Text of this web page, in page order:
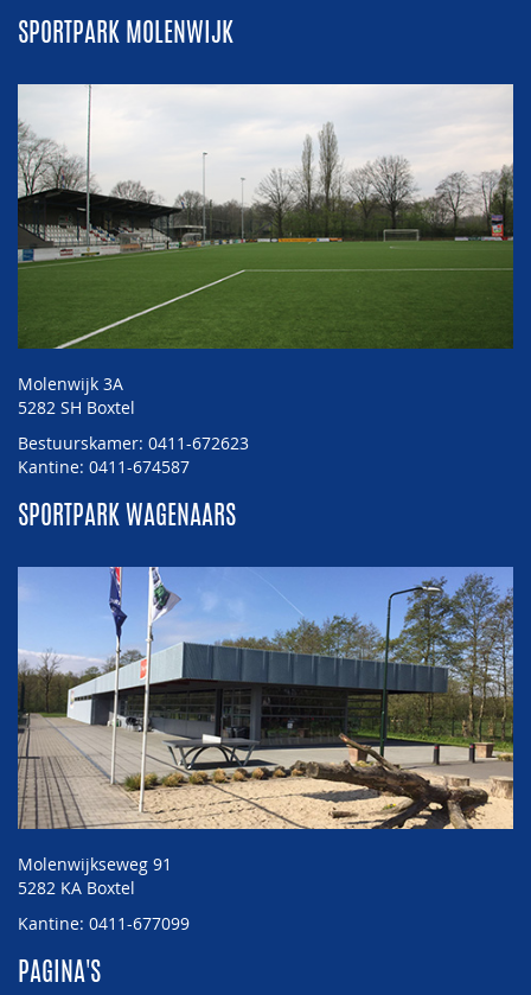
SPORTPARK MOLENWIJK
Molenwijk 3A
5282 SH Boxtel
Bestuurskamer: 0411-672623
Kantine: 0411-674587
SPORTPARK WAGENAARS
Molenwijkseweg 91
5282 KA Boxtel
Kantine: 0411-677099
PAGINA'S